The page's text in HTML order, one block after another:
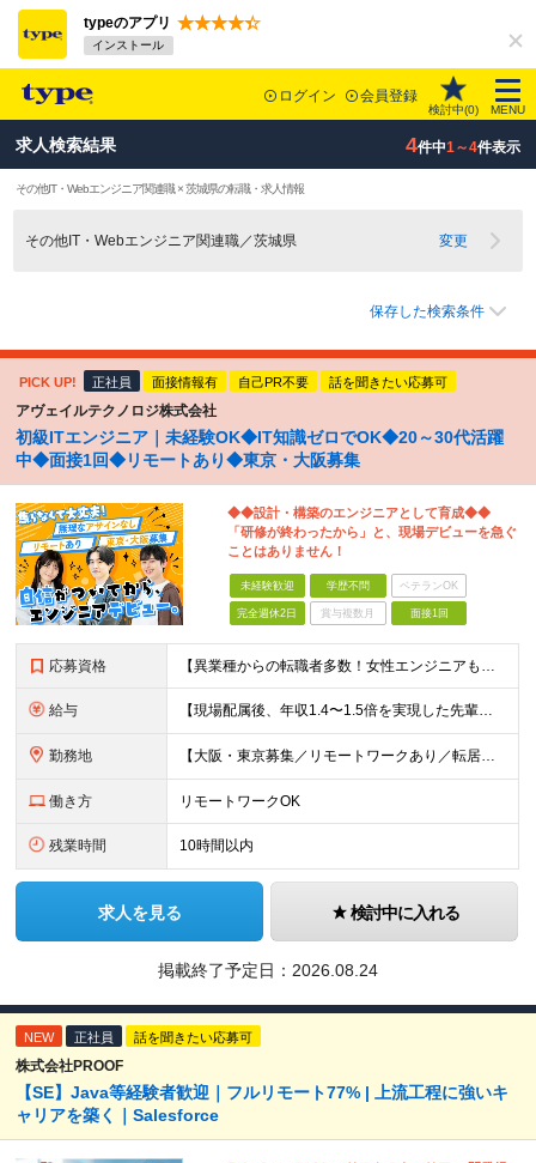
typeのアプリ
インストール
ログイン 会員登録
検討中(0) MENU
求人検索結果 4件中1～4件表示
その他IT・Webエンジニア関連職 × 茨城県の転職・求人情報
その他IT・Webエンジニア関連職／茨城県 変更
保存した検索条件
PICK UP! 正社員 面接情報有 自己PR不要 話を聞きたい応募可
アヴェイルテクノロジ株式会社
初級ITエンジニア｜未経験OK◆IT知識ゼロでOK◆20～30代活躍
中◆面接1回◆リモートあり◆東京・大阪募集
◆◆設計・構築のエンジニアとして育成◆◆
「研修が終わったから」と、現場デビューを急ぐ
ことはありません！
未経験歓迎 学歴不問 ベテランOK
完全週休2日 賞与複数月 面接1回
応募資格 【異業種からの転職者多数！女性エンジニアも活躍中】 ◆学歴不問 ◆未経験OK ≪こんな方を歓迎しています≫ ◎未経験から成長できる環境で活躍したい方 ◎大学やスクールでIT系のスキルを学んだことのあ
給与 【現場配属後、年収1.4〜1.5倍を実現した先輩も！残業代全額支給】 ◆給与は経験やスキルに応じて決定します ◆年俸制250万円～350万円（1/12を月々支給） ≪年収UPの例≫ ◎飲食業からのキ
勤務地 【大阪・東京募集／リモートワークあり／転居を伴う転勤なし】 東京本社、大阪事務所、または東京23区内・関西（大阪・兵庫）の各クライアント先勤務 ◆入社後、約1年間はクライアント先ではなく 自社内（東
働き方 リモートワークOK
残業時間 10時間以内
求人を見る 検討中に入れる
掲載終了予定日： 2026.08.24
NEW 正社員 話を聞きたい応募可
株式会社PROOF
【SE】Java等経験者歓迎｜フルリモート77% | 上流工程に強いキ
ャリアを築く｜Salesforce